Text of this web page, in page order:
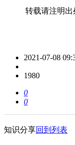
转载请注明出
2021-07-08
1980
0
0
知识分享回到列表